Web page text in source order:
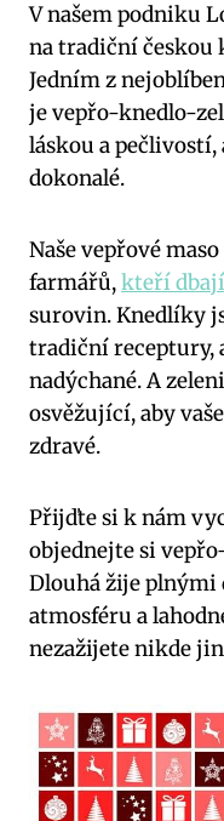
V našem podniku
na tradiční českou
Jedním z
je vepřo-knedlo-
láskou a pečlivostí,
dokonalé.
Naše vepřové
farmářů,kteří
surovin. Knedlíky
tradiční receptury,
nadýchané. A
osvěžující, aby
zdravé.
Přijďte si k nám
objednejte si
Dlouhá žije plnými
atmosféru a
nezažijete nikde